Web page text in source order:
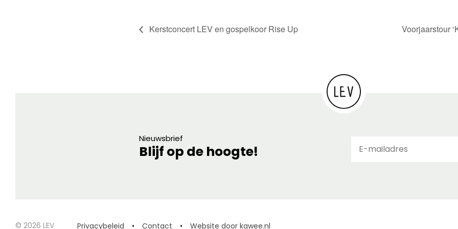
Kerstconcert LEV en gospelkoor Rise Up Voorjaarstour
Nieuwsbrief
Blijf op de hoogte!
© 2026 LEV Privacybeleid Contact Website door kawee.nl